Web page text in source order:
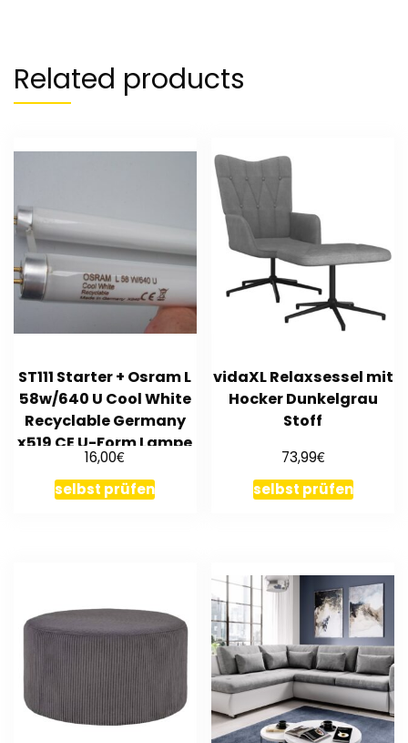
Related products
ST111 Starter + Osram L
58w/640 U Cool White
Recyclable Germany
x519 CE U-Form Lampe
16,00€
selbst prüfen
vidaXL Relaxsessel mit
Hocker Dunkelgrau
Stoff
73,99€
selbst prüfen